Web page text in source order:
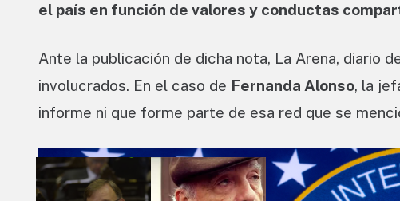
el país en función de valores y conductas
Ante la publicación de dicha nota, La Arena, diario
involucrados. En el caso de Fernanda Alonso, la
informe ni que forme parte de esa red que se